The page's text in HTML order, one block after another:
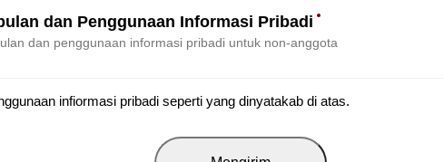
dan Penggunaan Informasi Pribadi
dan penggunaan informasi pribadi untuk non-anggota
infiormasi pribadi seperti yang dinyatakab di atas.